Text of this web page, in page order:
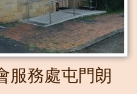
服務處屯門朗